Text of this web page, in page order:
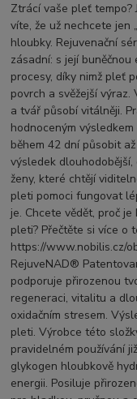
Ztrácí vaše pleť tempo?
víte, že už nechcete jen
hloubky. Rejuvenační
zásadní: s její
procesy, díky nimž pleť
povrch a svěžejší
a tvář působí vitálněji.
hodnoceným
během 42 dní působit
výsledek
ženy, které chtějí
pleti pomoci fungovat
je. Chcete vědět, proč
pleti? Přečtěte si více o
https://www.nobilis.cz/
RejuveNAD®
podporuje přirozenou
regeneraci, vitalitu a
oxidačním stresem.
pleti. Výrobce této
pravidelném používání
glykogen hloubkově
energii. Posiluje